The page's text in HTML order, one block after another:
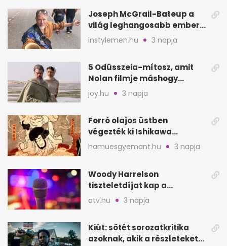
Joseph McGrail-Bateup a
világ leghangosabb embere
lett Ausztráliából
instylemen.hu 3 napja
5 Odüsszeia-mítosz, amit
Nolan filmje máshogy
mutat, mint Homérosz
joy.hu 3 napja
Forró olajos üstben
végezték ki Ishikawa
Goemont, Japán Robin
Hoodját
hamuesgyemant.hu 3 napja
Woody Harrelson
tiszteletdíjat kap a
Szarajevói Filmfesztiválon
atv.hu 3 napja
Kiút: sötét sorozatkritika
azoknak, akik a részleteket